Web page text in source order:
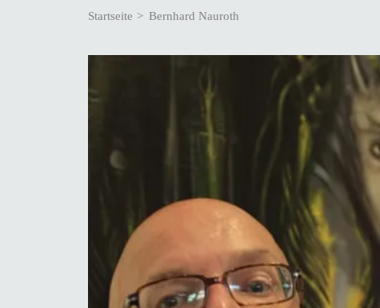
Pfadnavigation
Startseite Bernhard Nauroth